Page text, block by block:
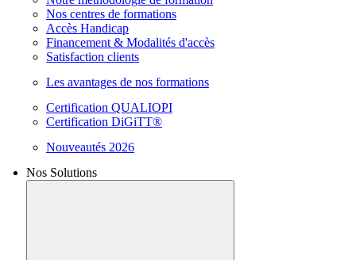
Nos centres de formations
Accès Handicap
Financement & Modalités d'accès
Satisfaction clients
Les avantages de nos formations
Certification QUALIOPI
Certification DiGiTT®
Nouveautés 2026
Nos Solutions